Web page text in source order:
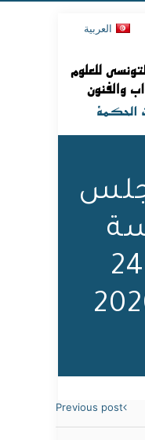
العربية
الثلاثاء 24
Previous post